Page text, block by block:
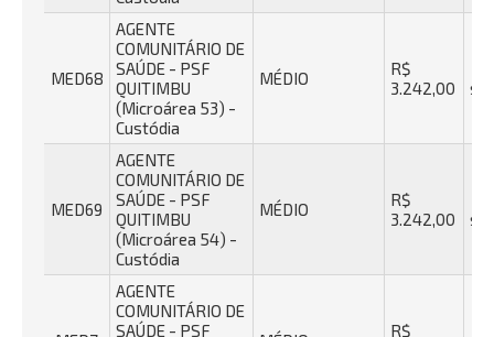
MED68
AGENTE
COMUNITÁRIO DE
SAÚDE - PSF
QUITIMBU
(Microárea 53) -
Custódia
MÉDIO
R$
3.242,00
MED69
AGENTE
COMUNITÁRIO DE
SAÚDE - PSF
QUITIMBU
(Microárea 54) -
Custódia
MÉDIO
R$
3.242,00
AGENTE
COMUNITÁRIO DE
SAÚDE - PSF
R$